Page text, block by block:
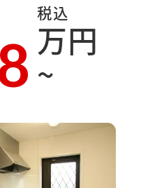
税込
万円
~